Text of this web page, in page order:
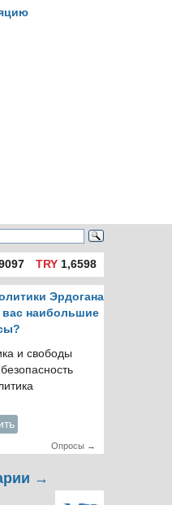
TRY1,6598
Эрдогана
вас наибольшие
и свободы
Опросы →
→